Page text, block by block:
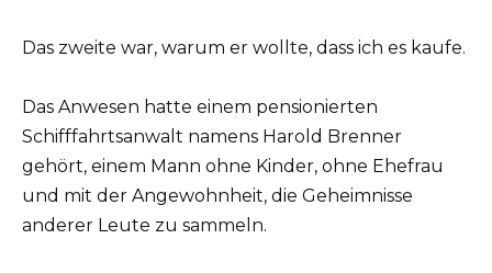
Das zweite war, warum er wollte, dass ich es kaufe.
Das Anwesen hatte einem pensionierten
Schifffahrtsanwalt namens Harold Brenner
gehört, einem Mann ohne Kinder, ohne Ehefrau
und mit der Angewohnheit, die Geheimnisse
anderer Leute zu sammeln.